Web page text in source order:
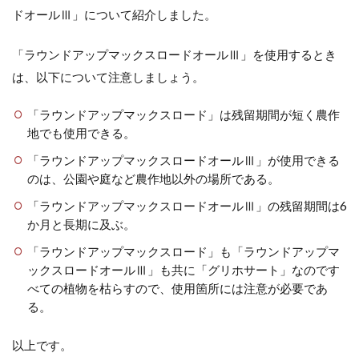
ドオールⅢ」について紹介しました。
「ラウンドアップマックスロードオールⅢ」を使用するとき
は、以下について注意しましょう。
「ラウンドアップマックスロード」は残留期間が短く農作
地でも使用できる。
「ラウンドアップマックスロードオールⅢ」が使用できる
のは、公園や庭など農作地以外の場所である。
「ラウンドアップマックスロードオールⅢ」の残留期間は6
か月と長期に及ぶ。
「ラウンドアップマックスロード」も「ラウンドアップマ
ックスロードオールⅢ」も共に「グリホサート」なのです
べての植物を枯らすので、使用箇所には注意が必要であ
る。
以上です。